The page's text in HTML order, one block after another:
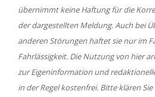
übernimmt keine Haftung für die
der dargestellten Meldung. Auch bei
anderen Störungen haftet sie nur im
Fahrlässigkeit. Die Nutzung von hier
zur Eigeninformation und
in der Regel kostenfrei. Bitte klären